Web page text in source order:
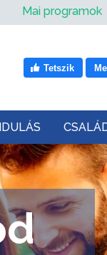
Mai programok
Tetszik